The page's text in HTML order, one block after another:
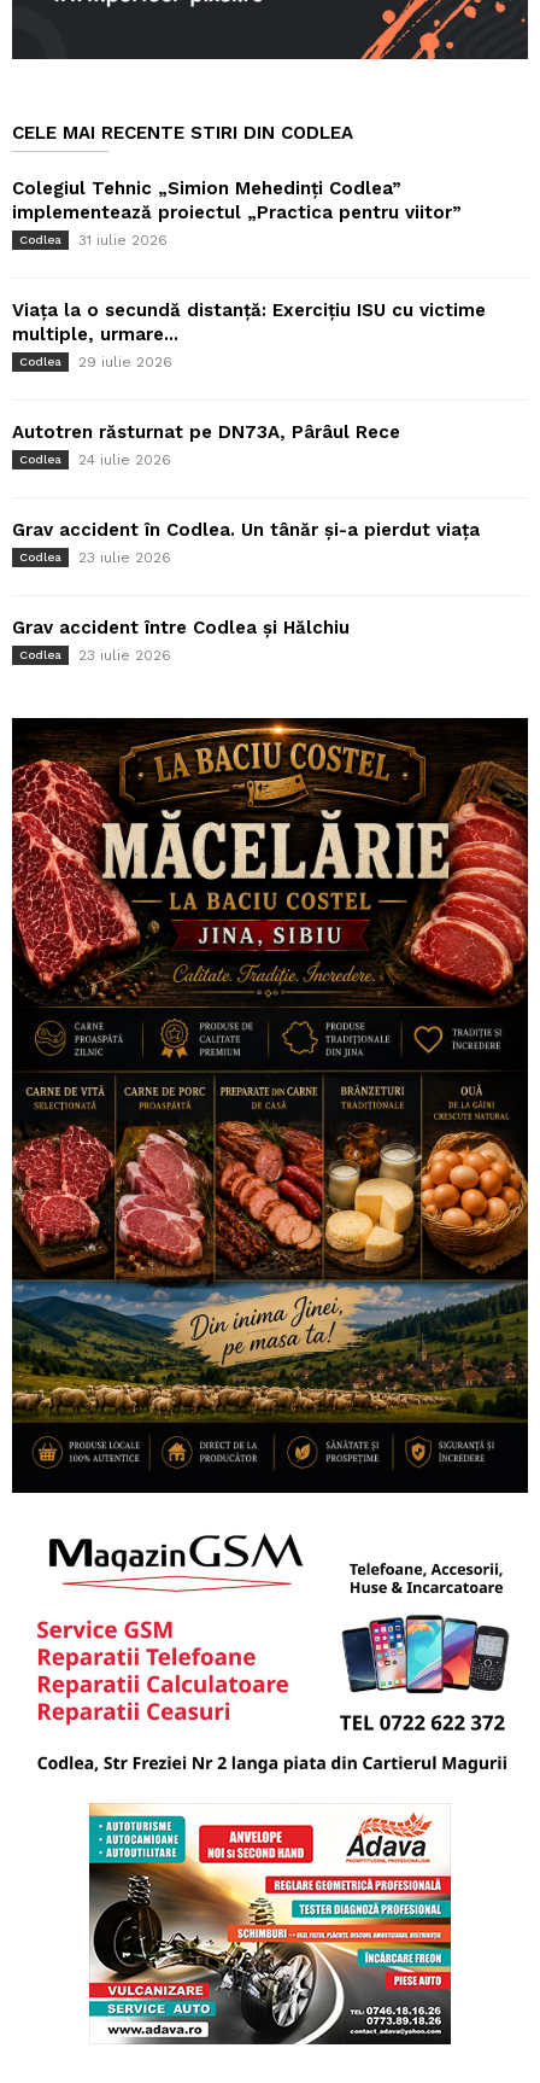
CELE MAI RECENTE STIRI DIN CODLEA
Colegiul Tehnic „Simion Mehedinți Codlea”
implementează proiectul „Practica pentru viitor”
Codlea 31 iulie 2026
Viața la o secundă distanță: Exercițiu ISU cu victime
multiple, urmare...
Codlea 29 iulie 2026
Autotren răsturnat pe DN73A, Pârâul Rece
Codlea 24 iulie 2026
Grav accident în Codlea. Un tânăr și-a pierdut viața
Codlea 23 iulie 2026
Grav accident între Codlea și Hălchiu
Codlea 23 iulie 2026